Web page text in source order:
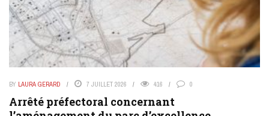
BY LAURA GERARD 7 JUILLET 2026 416 0
Arrêté préfectoral concernant